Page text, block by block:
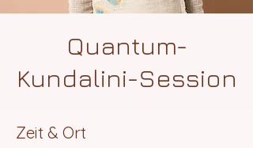
Quantum-
Kundalini-Session
Zeit & Ort